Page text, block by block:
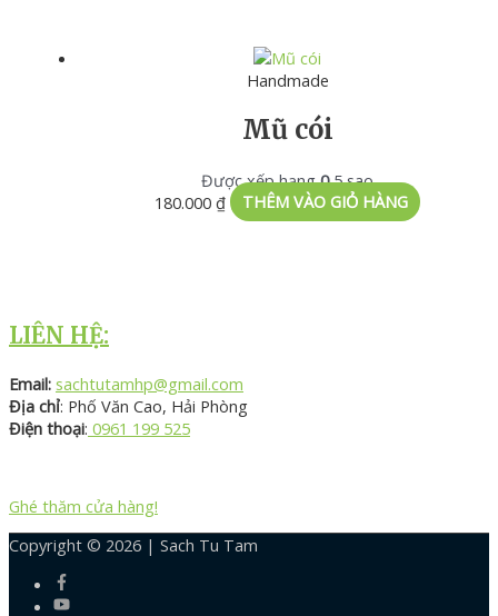
Handmade
Mũ cói
Được xếp hạng05 sao
180.000₫ THÊM VÀO GIỎ HÀNG
LIÊN HỆ:
Email: sachtutamhp@gmail.com
Địa chỉ: Phố Văn Cao, Hải Phòng
Điện thoại: 0961 199 525
Ghé thăm cửa hàng!
Copyright © 2026 | Sach Tu Tam